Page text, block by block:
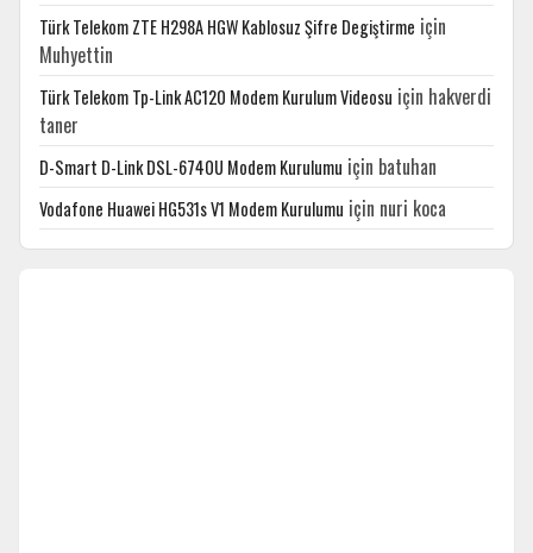
Türk Telekom ZTE H298A HGW Kablosuz Şifre Degiştirme için
Muhyettin
Türk Telekom Tp-Link AC120 Modem Kurulum Videosu için hakverdi
taner
D-Smart D-Link DSL-6740U Modem Kurulumu için batuhan
Vodafone Huawei HG531s V1 Modem Kurulumu için nuri koca